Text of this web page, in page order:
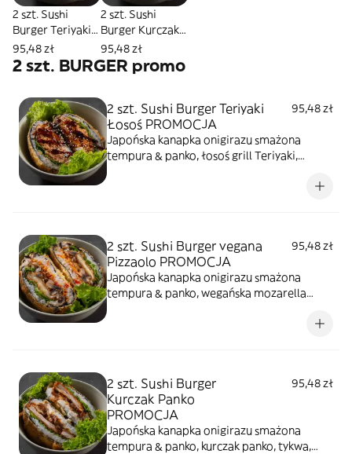
2 szt. Sushi
Burger Teriyaki
Łosoś
PROMOCJA
95,48 zł
2 szt. Sushi
Burger Kurczak
Panko
PROMOCJA
95,48 zł
2 szt. BURGER promo
2 szt. Sushi Burger Teriyaki
Łosoś PROMOCJA
95,48 zł
Japońska kanapka onigirazu smażona
tempura & panko, łosoś grill Teriyaki,
2 szt. Sushi Burger vegana
Pizzaolo PROMOCJA
95,48 zł
Japońska kanapka onigirazu smażona
tempura & panko, wegańska mozarella
2 szt. Sushi Burger
Kurczak Panko
PROMOCJA
95,48 zł
Japońska kanapka onigirazu smażona
tempura & panko, kurczak panko, tykwa,